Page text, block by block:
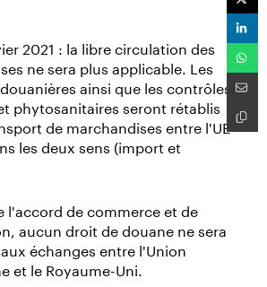
2021 : la libre circulation des
ne sera plus applicable. Les
ainsi que les contrôles
phytosanitaires seront rétablis
de marchandises entre l'UE
les deux sens (import et
l'accord de commerce et de
aucun droit de douane ne sera
échanges entre l'Union
et le Royaume-Uni.